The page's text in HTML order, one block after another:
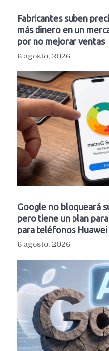
Fabricantes suben
más dinero en un
por no mejorar ventas
6 agosto, 2026
Google no bloqueará
pero tiene un plan
para teléfonos Huawei
6 agosto, 2026